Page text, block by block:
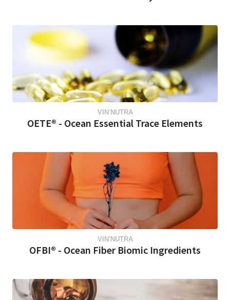
VIN'NUTRA
OETE® - Ocean Essential Trace Elements
VIN'NUTRA
OFBI® - Ocean Fiber Biomic Ingredients